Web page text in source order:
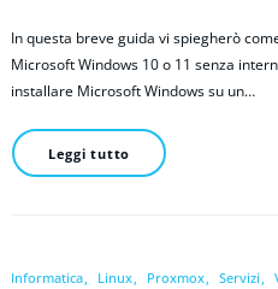
In questa breve guida vi spiegherò
Microsoft Windows 10 o 11 senza
installare Microsoft Windows su un…
Leggi tutto
Informatica Linux Proxmox Servizi